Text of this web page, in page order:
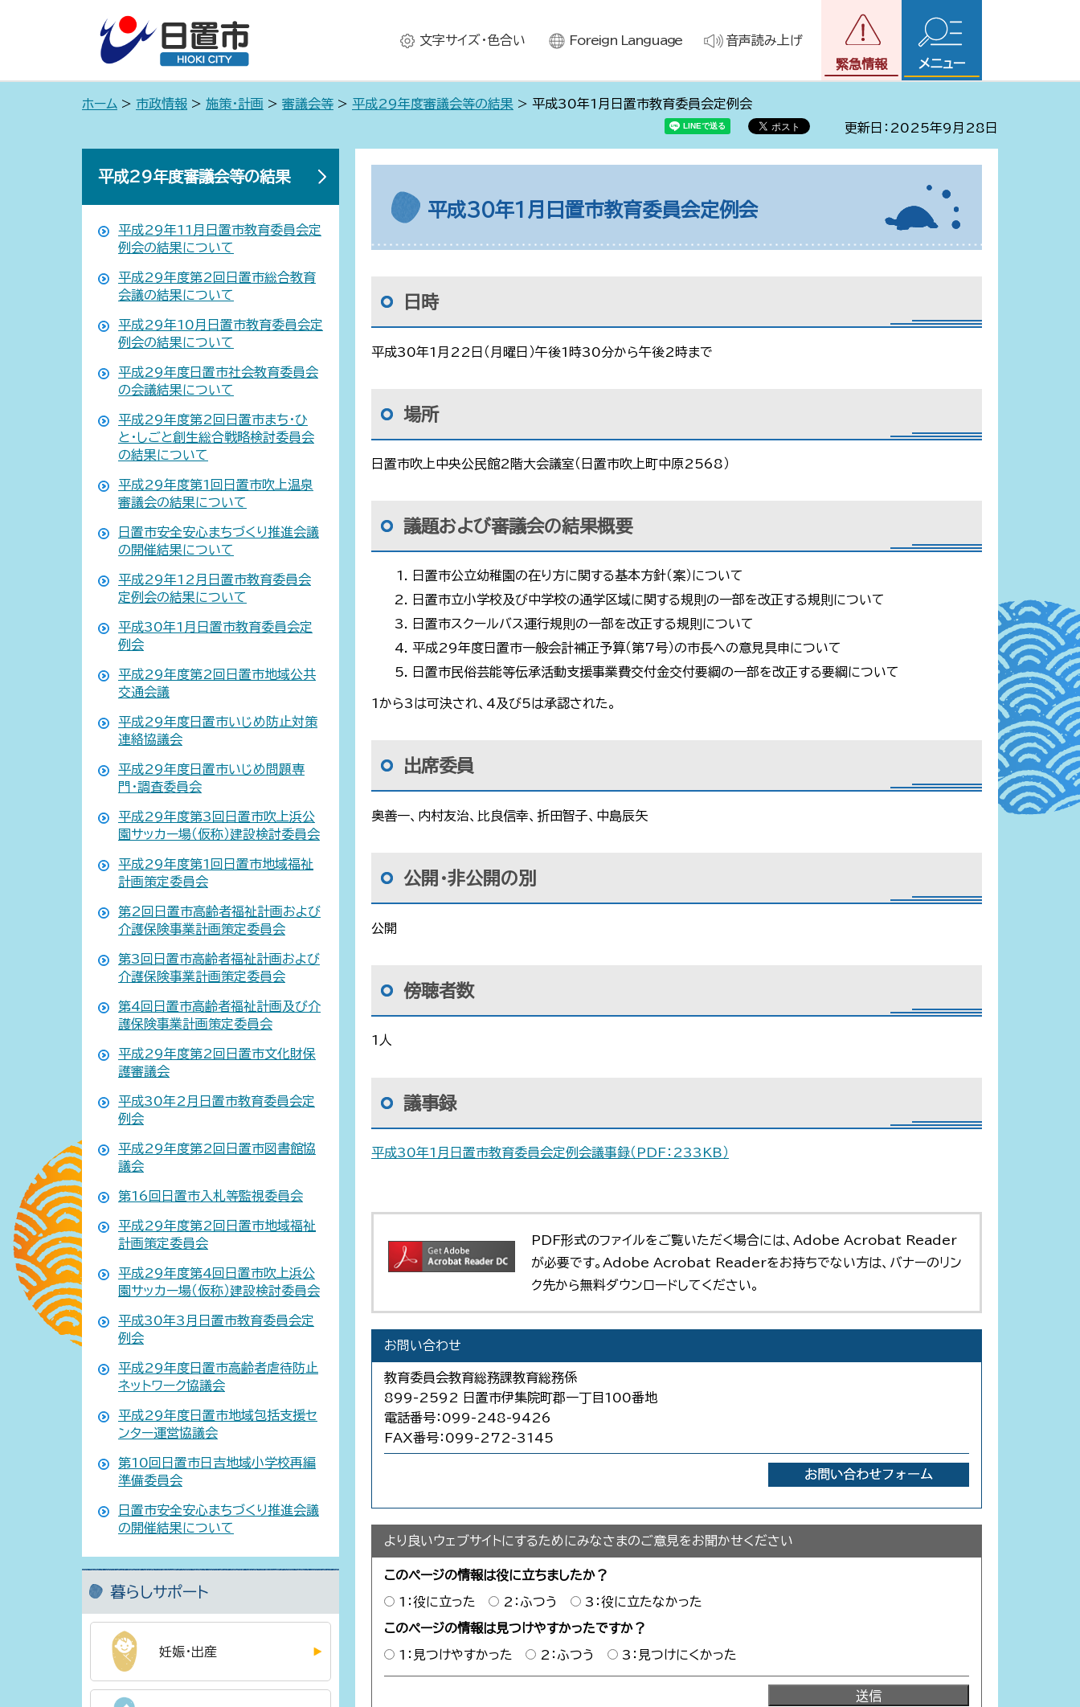
文字サイズ・色合い Foreign Language
音声読み上げ
緊急情報
メニュー
ホーム > 市政情報 > 施策・計画 > 審議会等 > 平成29年度審議会等の結果 > 平成30年1月日置市教育委員会定例会
更新日：2025年9月28日
平成29年度審議会等の結果
平成29年11月日置市教育委員会定
例会の結果について
平成29年度第2回日置市総合教育
会議の結果について
平成29年10月日置市教育委員会定
例会の結果について
平成29年度日置市社会教育委員会
の会議結果について
平成29年度第2回日置市まち・ひ
と・しごと創生総合戦略検討委員会
の結果について
平成29年度第1回日置市吹上温泉
審議会の結果について
日置市安全安心まちづくり推進会議
の開催結果について
平成29年12月日置市教育委員会
定例会の結果について
平成30年1月日置市教育委員会定
例会
平成29年度第2回日置市地域公共
交通会議
平成29年度日置市いじめ防止対策
連絡協議会
平成29年度日置市いじめ問題専
門・調査委員会
平成29年度第3回日置市吹上浜公
園サッカー場（仮称）建設検討委員会
平成29年度第1回日置市地域福祉
計画策定委員会
第2回日置市高齢者福祉計画および
介護保険事業計画策定委員会
第3回日置市高齢者福祉計画および
介護保険事業計画策定委員会
第4回日置市高齢者福祉計画及び介
護保険事業計画策定委員会
平成29年度第2回日置市文化財保
護審議会
平成30年2月日置市教育委員会定
例会
平成29年度第2回日置市図書館協
議会
第16回日置市入札等監視委員会
平成29年度第2回日置市地域福祉
計画策定委員会
平成29年度第4回日置市吹上浜公
園サッカー場（仮称）建設検討委員会
平成30年3月日置市教育委員会定
例会
平成29年度日置市高齢者虐待防止
ネットワーク協議会
平成29年度日置市地域包括支援セ
ンター運営協議会
第10回日置市日吉地域小学校再編
準備委員会
日置市安全安心まちづくり推進会議
の開催結果について
暮らしサポート
妊娠・出産
平成30年1月日置市教育委員会定例会
日時
平成30年1月22日（月曜日）午後1時30分から午後2時まで
場所
日置市吹上中央公民館2階大会議室（日置市吹上町中原2568）
議題および審議会の結果概要
日置市公立幼稚園の在り方に関する基本方針（案）について
日置市立小学校及び中学校の通学区域に関する規則の一部を改正する規則について
日置市スクールバス運行規則の一部を改正する規則について
平成29年度日置市一般会計補正予算（第7号）の市長への意見具申について
日置市民俗芸能等伝承活動支援事業費交付金交付要綱の一部を改正する要綱について
1から3は可決され、4及び5は承認された。
出席委員
奥善一、内村友治、比良信幸、折田智子、中島辰矢
公開・非公開の別
公開
傍聴者数
1人
議事録
平成30年1月日置市教育委員会定例会議事録（PDF：233KB）
PDF形式のファイルをご覧いただく場合には、Adobe Acrobat Reader
が必要です。Adobe Acrobat Readerをお持ちでない方は、バナーのリン
ク先から無料ダウンロードしてください。
お問い合わせ
教育委員会教育総務課教育総務係
899-2592 日置市伊集院町郡一丁目100番地
電話番号：099-248-9426
FAX番号：099-272-3145
より良いウェブサイトにするためにみなさまのご意見をお聞かせください
このページの情報は役に立ちましたか？
1：役に立った 2：ふつう 3：役に立たなかった
このページの情報は見つけやすかったですか？
1：見つけやすかった 2：ふつう 3：見つけにくかった